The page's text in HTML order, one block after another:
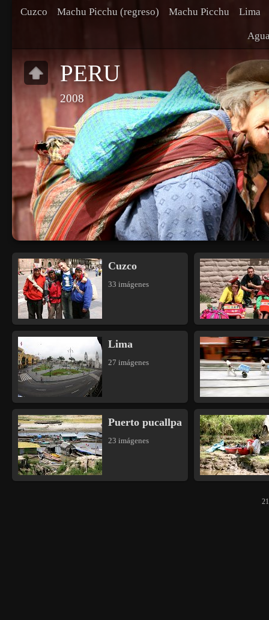
Cuzco Machu Picchu (regreso) Machu Picchu Lima
PERU
2008
Cuzco
33 imágenes
Lima
27 imágenes
Puerto pucallpa
23 imágenes